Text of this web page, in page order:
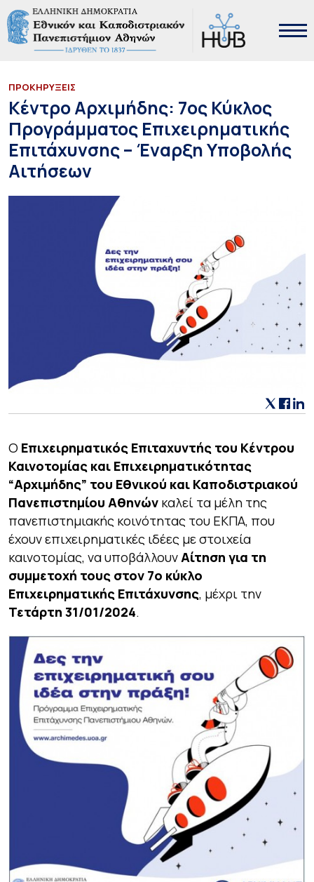
ΠΡΟΚΗΡΥΞΕΙΣ
Κέντρο Αρχιμήδης: 7ος Κύκλος
Προγράμματος Επιχειρηματικής
Επιτάχυνσης – Έναρξη Υποβολής
Αιτήσεων
Ο Επιχειρηματικός Επιταχυντής του Κέντρου
Καινοτομίας και Επιχειρηματικότητας
“Αρχιμήδης” του Εθνικού και Καποδιστριακού
Πανεπιστημίου Αθηνών καλεί τα μέλη της
πανεπιστημιακής κοινότητας του ΕΚΠΑ, που
έχουν επιχειρηματικές ιδέες με στοιχεία
καινοτομίας, να υποβάλλουνΑίτηση για τη
συμμετοχή τους στον 7ο κύκλο
Επιχειρηματικής Επιτάχυνσης, μέχρι την
Τετάρτη 31/01/2024.